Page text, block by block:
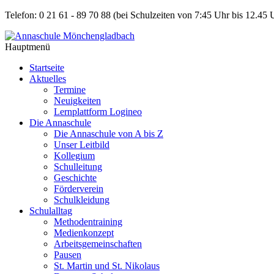
Telefon: 0 21 61 - 89 70 88 (bei Schulzeiten von 7:45 Uhr bis 12.45
Hauptmenü
Startseite
Aktuelles
Termine
Neuigkeiten
Lernplattform Logineo
Die Annaschule
Die Annaschule von A bis Z
Unser Leitbild
Kollegium
Schulleitung
Geschichte
Förderverein
Schulkleidung
Schulalltag
Methodentraining
Medienkonzept
Arbeitsgemeinschaften
Pausen
St. Martin und St. Nikolaus